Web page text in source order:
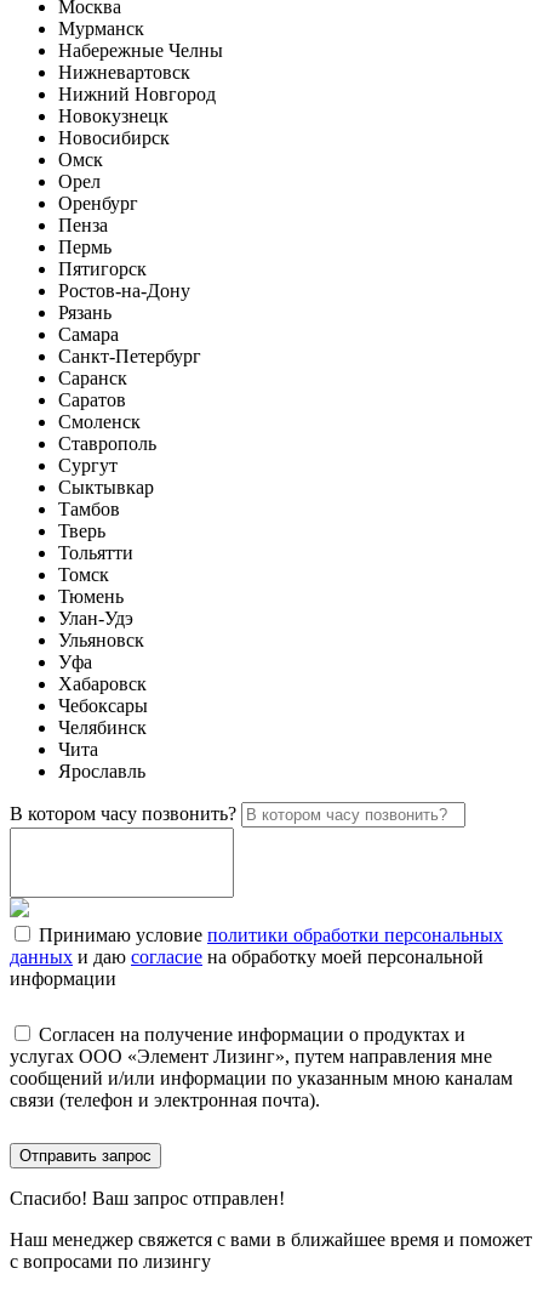
Москва
Мурманск
Набережные Челны
Нижневартовск
Нижний Новгород
Новокузнецк
Новосибирск
Омск
Орел
Оренбург
Пенза
Пермь
Пятигорск
Ростов-на-Дону
Рязань
Самара
Санкт-Петербург
Саранск
Саратов
Смоленск
Ставрополь
Сургут
Сыктывкар
Тамбов
Тверь
Тольятти
Томск
Тюмень
Улан-Удэ
Ульяновск
Уфа
Хабаровск
Чебоксары
Челябинск
Чита
Ярославль
В котором часу позвонить?
Принимаю условие политики обработки персональных
данных и даю согласие на обработку моей персональной
информации
Согласен на получение информации о продуктах и
услугах ООО «Элемент Лизинг», путем направления мне
сообщений и/или информации по указанным мною каналам
связи (телефон и электронная почта).
Отправить запрос
Спасибо! Ваш запрос отправлен!
Наш менеджер свяжется с вами в ближайшее время и поможет
с вопросами по лизингу